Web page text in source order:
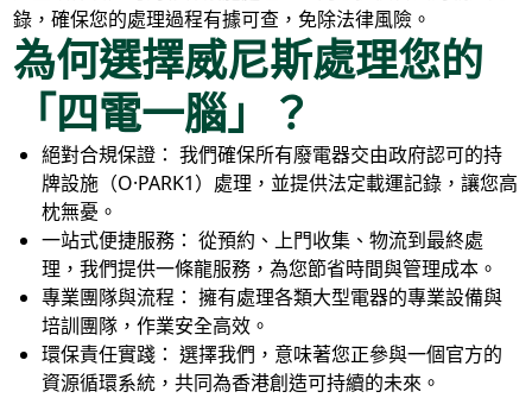
錄，確保您的處理過程有據可查，免除法律風險。
為何選擇威尼斯處理您的
「四電一腦」？
絕對合規保證： 我們確保所有廢電器交由政府認可的持
牌設施（O·PARK1）處理，並提供法定載運記錄，讓您高
枕無憂。
一站式便捷服務： 從預約、上門收集、物流到最終處
理，我們提供一條龍服務，為您節省時間與管理成本。
專業團隊與流程： 擁有處理各類大型電器的專業設備與
培訓團隊，作業安全高效。
環保責任實踐： 選擇我們，意味著您正參與一個官方的
資源循環系統，共同為香港創造可持續的未來。